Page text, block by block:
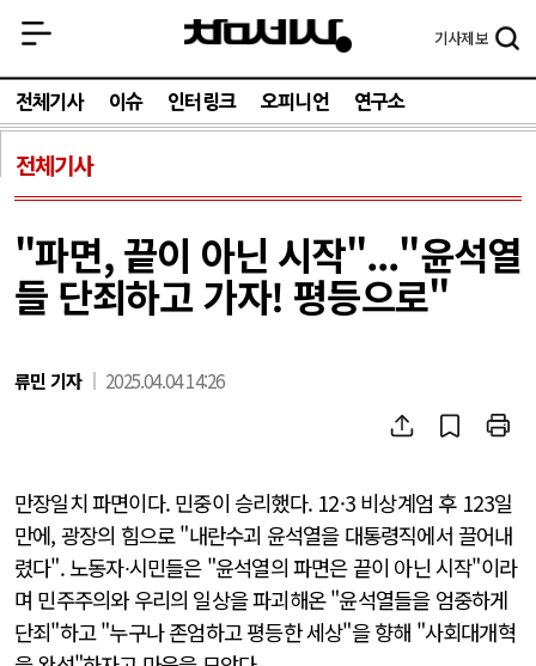
기사제보
전체기사 이슈 인터링크 오피니언 연구소
전체기사
"파면, 끝이 아닌 시작"..."윤석열
들 단죄하고 가자! 평등으로"
류민 기자 2025.04.04 14:26
만장일치 파면이다. 민중이 승리했다. 12·3 비상계엄 후 123일
만에, 광장의 힘으로 "내란수괴 윤석열을 대통령직에서 끌어내
렸다". 노동자∙시민들은 "윤석열의 파면은 끝이 아닌 시작"이라
며 민주주의와 우리의 일상을 파괴해온 "윤석열들을 엄중하게
단죄"하고 "누구나 존엄하고 평등한 세상"을 향해 "사회대개혁